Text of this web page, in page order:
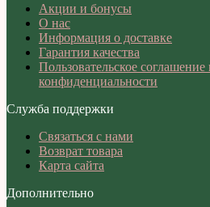
Акции и бонусы
О нас
Информация о доставке
Гарантия качества
Пользовательское
конфиденциальности
Служба поддержки
Связаться с нами
Возврат товара
Карта сайта
Дополнительно